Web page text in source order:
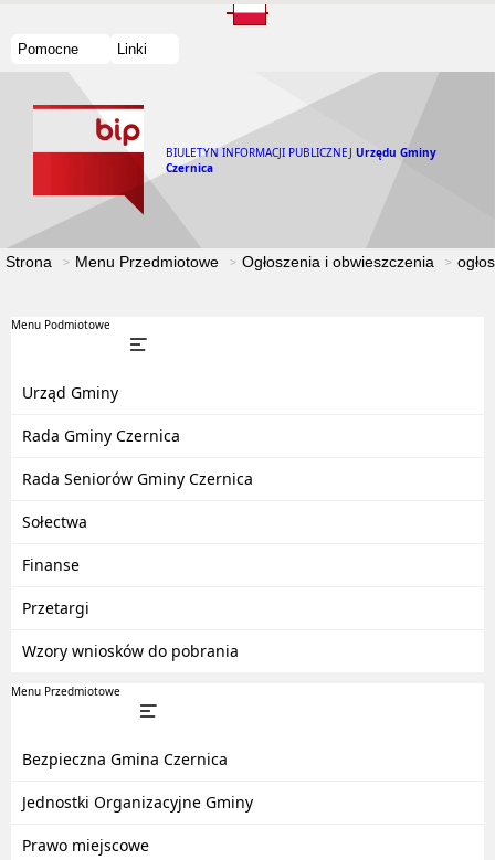
Pomocne Linki
BIULETYN INFORMACJI PUBLICZNEJ Urzędu Gminy
Czernica
Strona Menu Przedmiotowe Ogłoszenia i obwieszczenia
Menu Podmiotowe
Urząd Gminy
Rada Gminy Czernica
Rada Seniorów Gminy Czernica
Sołectwa
Finanse
Przetargi
Wzory wniosków do pobrania
Menu Przedmiotowe
Bezpieczna Gmina Czernica
Jednostki Organizacyjne Gminy
Prawo miejscowe